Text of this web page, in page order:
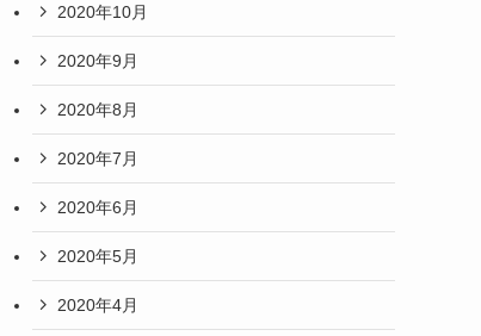
2020年10月
2020年9月
2020年8月
2020年7月
2020年6月
2020年5月
2020年4月